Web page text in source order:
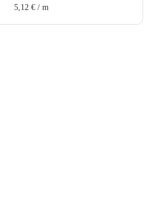
5,12 €/ m